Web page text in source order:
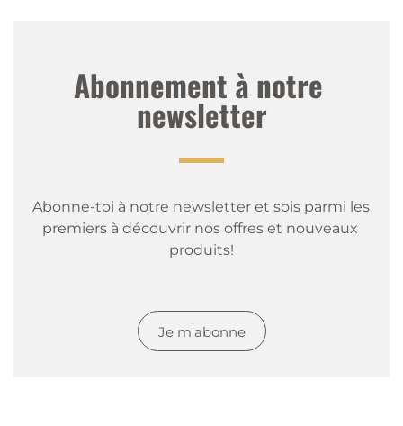
Abonnement à notre
newsletter
Abonne-toi à notre newsletter et sois parmi les
premiers à découvrir nos offres et nouveaux
produits!
Je m'abonne